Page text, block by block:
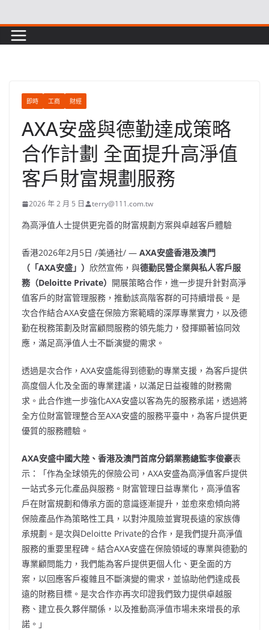
to
content
即時 工商 財經
AXA安盛與德勤達成策略
合作計劃 全面提升高淨值
客戶財富規劃服務
2026 年 2 月 5 日 terry@111.com.tw
為高淨值人士提供更完善的財富規劃方案與卓越客戶體驗
香港2026年2月5日 /美通社/ — AXA安盛香港及澳門
（「AXA安盛」） 欣然宣佈，與德勤民營企業與私人客戶服
務（Deloitte Private） 開展策略合作，進一步提升針對高淨
值客戶的財富管理服務，推動該高階客群的可持續增長。是
次合作結合AXA安盛在保險方案範疇的深厚專業實力，以及德
勤在稅務策劃及財富顧問服務的領先能力，發揮顯著協同效
應，滿足高淨值人士不斷演變的需求。
透過是次合作，AXA安盛能得到德勤的專業支援，為客戶提供
高度個人化及全面的專業建議，以滿足日益複雜的財務需
求。此合作進一步強化AXA安盛以客為先的服務承諾，透過將
全方位財富管理整合至AXA安盛的服務平臺中，為客戶提供更
優質的服務體驗。
AXA安盛中國大陸、香港及澳門首席分銷業務總監李俊豪表
示：「作為全球領先的保險公司，AXA安盛為高淨值客戶提供
一站式多元化產品與服務。財富管理日益專業化，高淨值客
戶在財富規劃和傳承方面的意識逐漸提升，並愈來愈傾向將
保險產品作為策略性工具，以對沖風險並實現長遠的家族傳
承規劃。是次與Deloitte Private的合作，是我們提升高淨值
服務的重要里程碑。結合AXA安盛在保險領域的專業與德勤的
專業顧問能力，我們能為客戶提供更個人化、更全面的方
案，以回應客戶複雜且不斷演變的需求，並協助他們達成長
遠的財務目標。是次合作亦再次印證我們致力提供卓越服
務、建立長久夥伴關係，以及推動高淨值市場未來增長的承
諾。」